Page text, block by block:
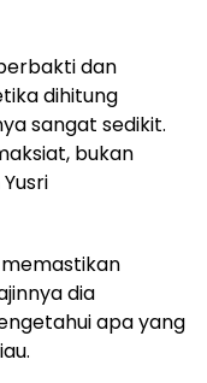
dan
dihitung
sangat sedikit.
bukan
dia
apa yang